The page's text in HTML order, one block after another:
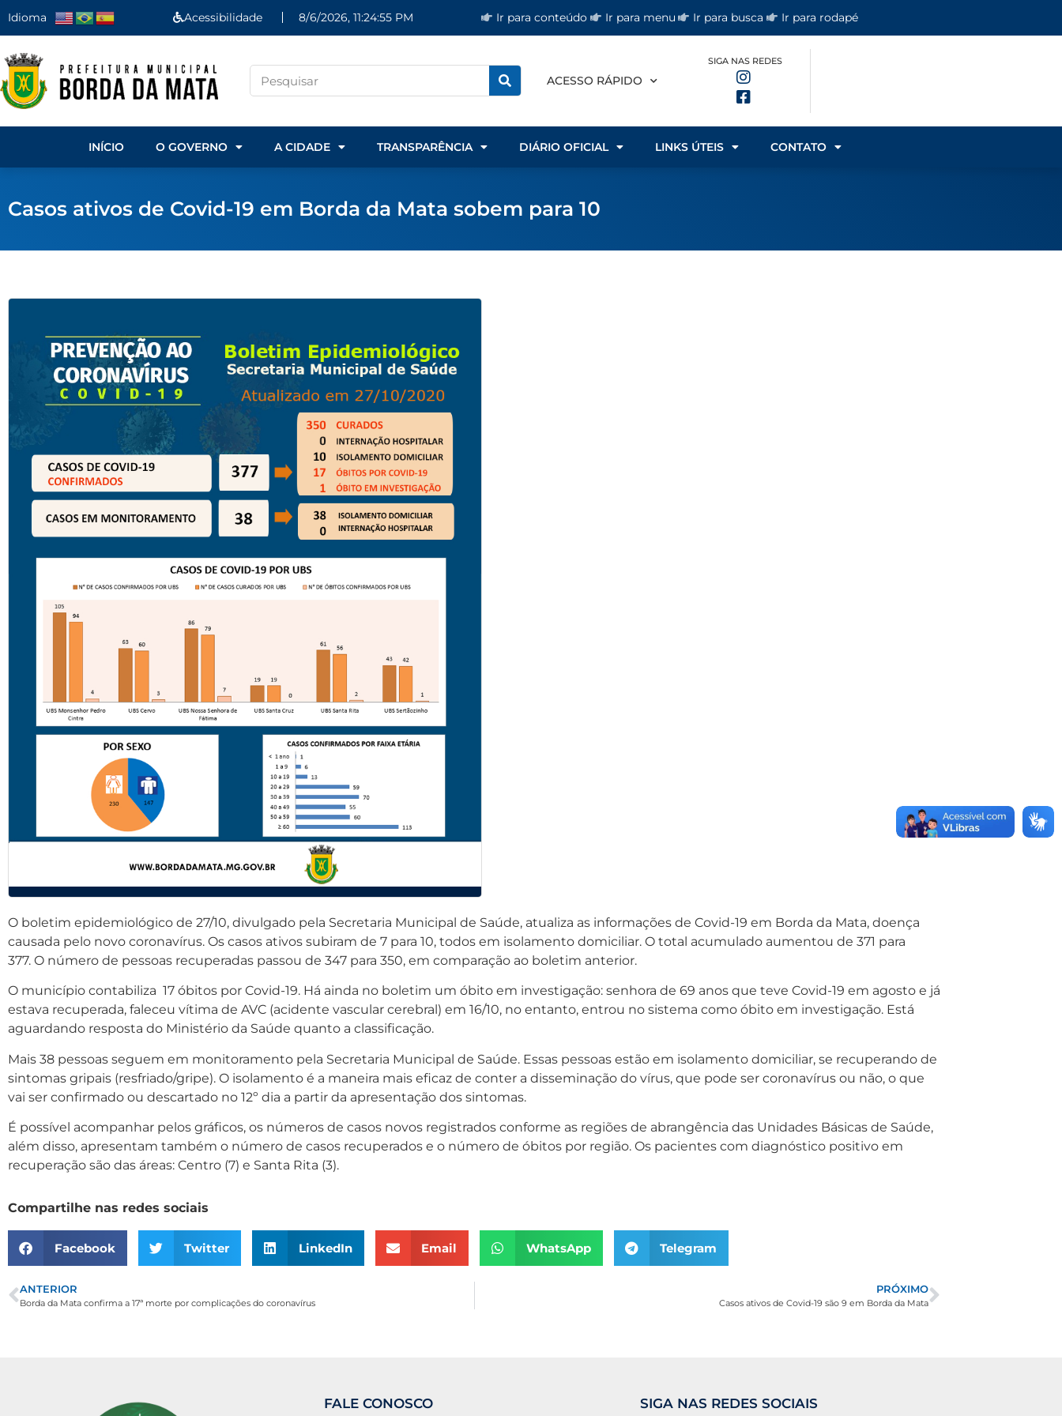
Idioma Acessibilidade 8/6/2026, 11:24:56 PM Ir para conteúdo Ir para menu Ir para busca Ir para rodapé
ACESSO RÁPIDO
SIGA NAS REDES
INÍCIO O GOVERNO A CIDADE TRANSPARÊNCIA DIÁRIO OFICIAL LINKS ÚTEIS CONTATO
Casos ativos de Covid-19 em Borda da Mata sobem para 10
O boletim epidemiológico de 27/10, divulgado pela Secretaria Municipal de Saúde, atualiza as informações de Covid-19 em Borda da Mata, doença
causada pelo novo coronavírus. Os casos ativos subiram de 7 para 10, todos em isolamento domiciliar. O total acumulado aumentou de 371 para
377. O número de pessoas recuperadas passou de 347 para 350, em comparação ao boletim anterior.
O município contabiliza 17 óbitos por Covid-19. Há ainda no boletim um óbito em investigação: senhora de 69 anos que teve Covid-19 em agosto e já
estava recuperada, faleceu vítima de AVC (acidente vascular cerebral) em 16/10, no entanto, entrou no sistema como óbito em investigação. Está
aguardando resposta do Ministério da Saúde quanto a classificação.
Mais 38 pessoas seguem em monitoramento pela Secretaria Municipal de Saúde. Essas pessoas estão em isolamento domiciliar, se recuperando de
sintomas gripais (resfriado/gripe). O isolamento é a maneira mais eficaz de conter a disseminação do vírus, que pode ser coronavírus ou não, o que
vai ser confirmado ou descartado no 12º dia a partir da apresentação dos sintomas.
É possível acompanhar pelos gráficos, os números de casos novos registrados conforme as regiões de abrangência das Unidades Básicas de Saúde,
além disso, apresentam também o número de casos recuperados e o número de óbitos por região. Os pacientes com diagnóstico positivo em
recuperação são das áreas: Centro (7) e Santa Rita (3).
Compartilhe nas redes sociais
Facebook Twitter LinkedIn Email WhatsApp Telegram
ANTERIOR
Borda da Mata confirma a 17ª morte por complicações do coronavírus
PRÓXIMO
Casos ativos de Covid-19 são 9 em Borda da Mata
FALE CONOSCO SIGA NAS REDES SOCIAIS